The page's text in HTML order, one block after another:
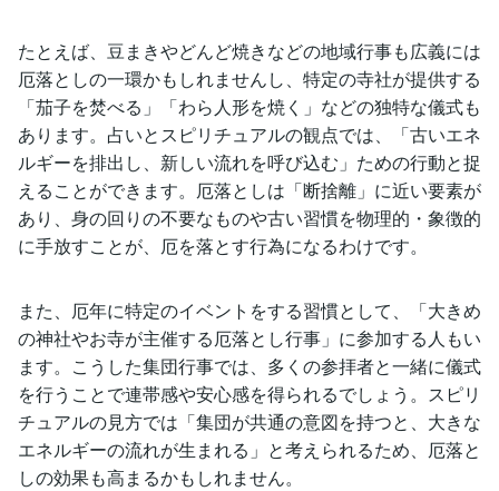
たとえば、豆まきやどんど焼きなどの地域行事も広義には
厄落としの一環かもしれませんし、特定の寺社が提供する
「茄子を焚べる」「わら人形を焼く」などの独特な儀式も
あります。占いとスピリチュアルの観点では、「古いエネ
ルギーを排出し、新しい流れを呼び込む」ための行動と捉
えることができます。厄落としは「断捨離」に近い要素が
あり、身の回りの不要なものや古い習慣を物理的・象徴的
に手放すことが、厄を落とす行為になるわけです。
また、厄年に特定のイベントをする習慣として、「大きめ
の神社やお寺が主催する厄落とし行事」に参加する人もい
ます。こうした集団行事では、多くの参拝者と一緒に儀式
を行うことで連帯感や安心感を得られるでしょう。スピリ
チュアルの見方では「集団が共通の意図を持つと、大きな
エネルギーの流れが生まれる」と考えられるため、厄落と
しの効果も高まるかもしれません。